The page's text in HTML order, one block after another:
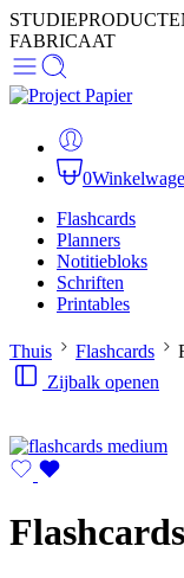
FABRICAAT
0
Flashcards
Planners
Notitiebloks
Schriften
Printables
Thuis Flashcards
Zijbalk openen